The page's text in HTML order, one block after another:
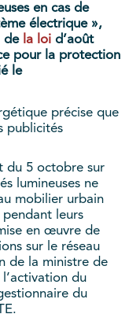
en cas de
électrique »,
de la loi d’août
pour la protection
le
précise que
publicités
du 5 octobre sur
lumineuses ne
mobilier urbain
leurs
en œuvre de
sur le réseau
de la ministre de
du
du